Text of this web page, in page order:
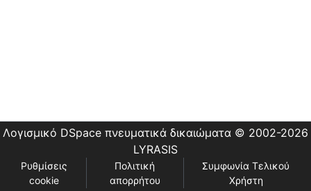
Λογισμικό DSpace πνευματικά δικαιώματα © 2002-2026
LYRASIS
Ρυθμίσεις
cookie
Πολιτική
απορρήτου
Συμφωνία Τελικού
Χρήστη